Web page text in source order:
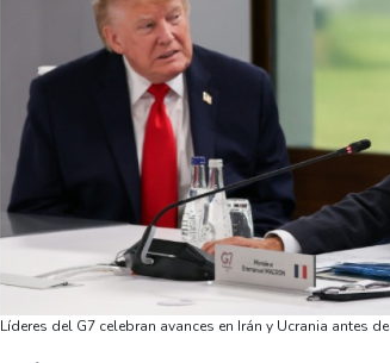
Líderes del G7 celebran avances en Irán y Ucrania antes